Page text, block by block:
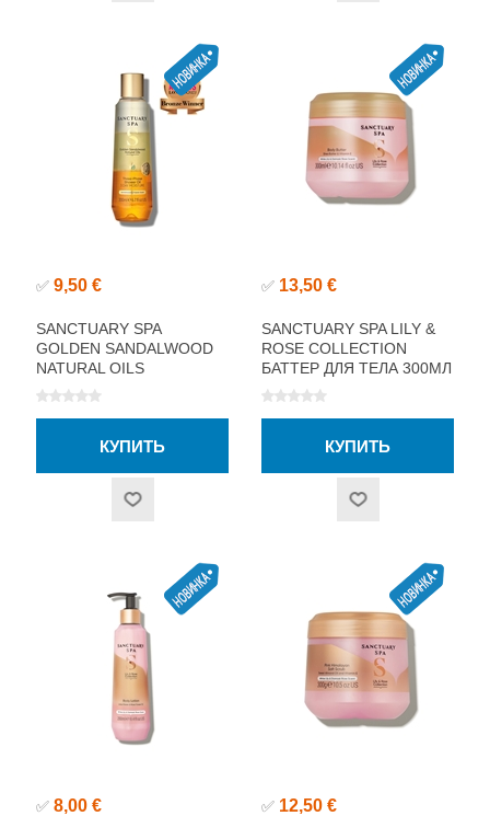
✅ 9,50 €
SANCTUARY SPA
GOLDEN SANDALWOOD
NATURAL OILS
ТРЁХФАЗНОЕ МАСЛО
✅ 13,50 €
SANCTUARY SPA LILY &
ROSE COLLECTION
БАТТЕР ДЛЯ ТЕЛА 300МЛ
✅ 8,00 € ✅ 12,50 €